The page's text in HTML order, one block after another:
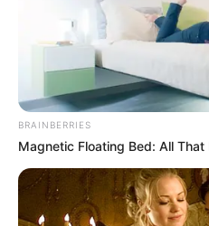
Cortesía
Palomino es el lugar más
cientos de turistas.
Por:Naileth Ariana Brugés
Diciembre 27, 2023
BRAINBERRIES
Magnetic Floating Bed: All